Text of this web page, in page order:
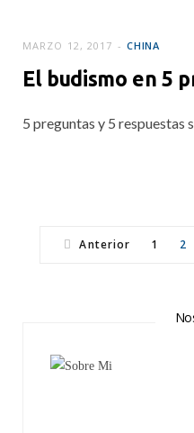
CHINA
MARZO 12, 2017
El budismo en 5
5 preguntas y 5 respuestas
Anterior 1 2